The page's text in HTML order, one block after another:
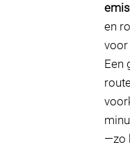
en
voor
Een
—zo